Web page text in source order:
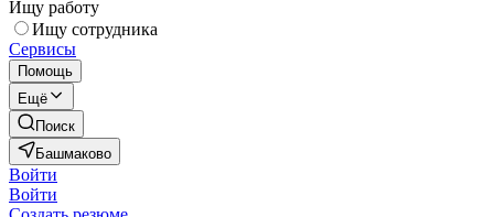
Ищу работу
Ищу сотрудника
Сервисы
Помощь
Ещё
Поиск
Башмаково
Войти
Войти